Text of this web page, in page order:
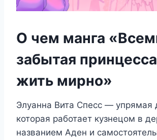
О чем манга
забытая
жить мирно»
Элуанна Вита Спесс — упрямая
которая работает кузнецом в
названием Аден и